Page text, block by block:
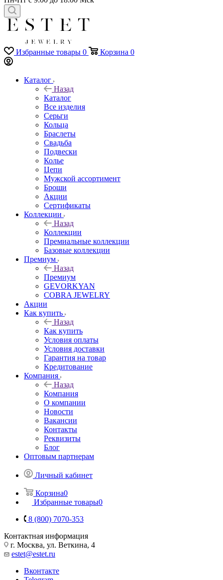
Избранные товары 0 Корзина 0
Каталог
Назад
Каталог
Все изделия
Серьги
Кольца
Браслеты
Свадьба
Подвески
Колье
Цепи
Мужской ассортимент
Броши
Акции
Сертификаты
Коллекции
Назад
Коллекции
Премиальные коллекции
Базовые коллекции
Премиум
Назад
Премиум
GEVORKYAN
COBRA JEWELRY
Акции
Как купить
Назад
Как купить
Условия оплаты
Условия доставки
Гарантия на товар
Кредитование
Компания
Назад
Компания
О компании
Новости
Вакансии
Контакты
Реквизиты
Блог
Оптовым партнерам
Личный кабинет
Корзина0
Избранные товары0
8 (800) 7070-353
Контактная информация
г. Москва, ул. Веткина, 4
estet@estet.ru
Вконтакте